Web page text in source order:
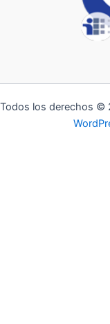
Todos los derechos ©